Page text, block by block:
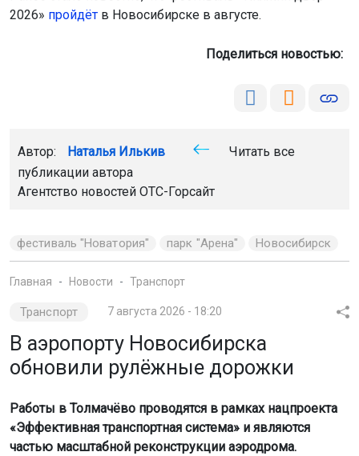
2026» пройдёт в Новосибирске в августе.
Поделиться новостью:
Автор: Наталья Илькив
Читать все
публикации автора
Агентство новостей ОТС-Горсайт
фестиваль "Новатория" парк "Арена" Новосибирск
Главная Новости Транспорт
Транспорт 7 августа 2026 - 18:20
В аэропорту Новосибирска
обновили рулёжные дорожки
Работы в Толмачёво проводятся в рамках нацпроекта
«Эффективная транспортная система» и являются
частью масштабной реконструкции аэродрома.